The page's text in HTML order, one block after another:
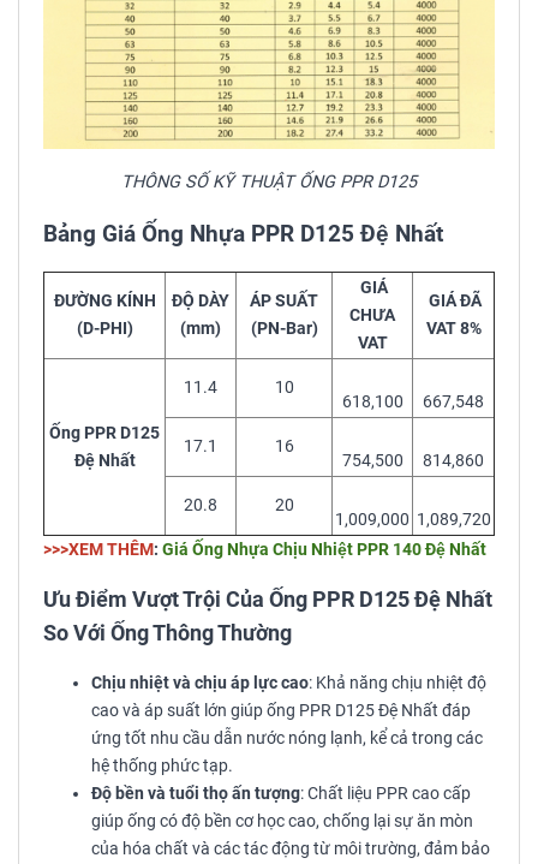
THÔNG SỐ KỸ THUẬT ỐNG PPR D125
Bảng Giá Ống Nhựa PPR D125 Đệ Nhất
ĐƯỜNG KÍNH
(D-PHI)
ĐỘ DÀY
(mm)
ÁP SUẤT
(PN-Bar)
GIÁ
CHƯA
VAT
GIÁ ĐÃ
VAT 8%
Ống PPR D125
Đệ Nhất
11.4 10
618,100 667,548
17.1 16
754,500 814,860
20.8 20
1,009,000 1,089,720
>>>XEM THÊM: Giá Ống Nhựa Chịu Nhiệt PPR 140 Đệ Nhất
Ưu Điểm Vượt Trội Của Ống PPR D125 Đệ Nhất
So Với Ống Thông Thường
Chịu nhiệt và chịu áp lực cao: Khả năng chịu nhiệt độ
cao và áp suất lớn giúp ống PPR D125 Đệ Nhất đáp
ứng tốt nhu cầu dẫn nước nóng lạnh, kể cả trong các
hệ thống phức tạp.
Độ bền và tuổi thọ ấn tượng: Chất liệu PPR cao cấp
giúp ống có độ bền cơ học cao, chống lại sự ăn mòn
của hóa chất và các tác động từ môi trường, đảm bảo